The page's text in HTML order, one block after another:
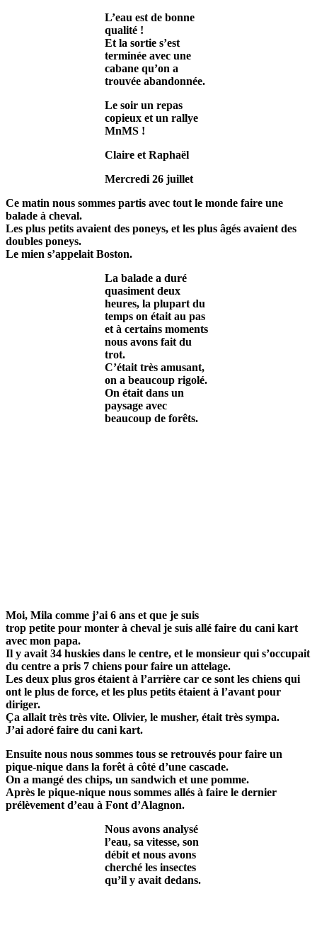
L’eau est de bonne
qualité !
Et la sortie s’est
terminée avec une
cabane qu’on a
trouvée abandonnée.
Le soir un repas
copieux et un rallye
MnMS !
Claire et Raphaël
Mercredi 26 juillet
Ce matin nous sommes partis avec tout le monde faire une
balade à cheval.
Les plus petits avaient des poneys, et les plus âgés avaient des
doubles poneys.
Le mien s’appelait Boston.
La balade a duré
quasiment deux
heures, la plupart du
temps on était au pas
et à certains moments
nous avons fait du
trot.
C’était très amusant,
on a beaucoup rigolé.
On était dans un
paysage avec
beaucoup de forêts.
Moi, Mila comme j’ai 6 ans et que je suis
trop petite pour monter à cheval je suis allé faire du cani kart
avec mon papa.
Il y avait 34 huskies dans le centre, et le monsieur qui s’occupait
du centre a pris 7 chiens pour faire un attelage.
Les deux plus gros étaient à l’arrière car ce sont les chiens qui
ont le plus de force, et les plus petits étaient à l’avant pour
diriger.
Ça allait très très vite. Olivier, le musher, était très sympa.
J’ai adoré faire du cani kart.
Ensuite nous nous sommes tous se retrouvés pour faire un
pique-nique dans la forêt à côté d’une cascade.
On a mangé des chips, un sandwich et une pomme.
Après le pique-nique nous sommes allés à faire le dernier
prélèvement d’eau à Font d’Alagnon.
Nous avons analysé
l’eau, sa vitesse, son
débit et nous avons
cherché les insectes
qu’il y avait dedans.